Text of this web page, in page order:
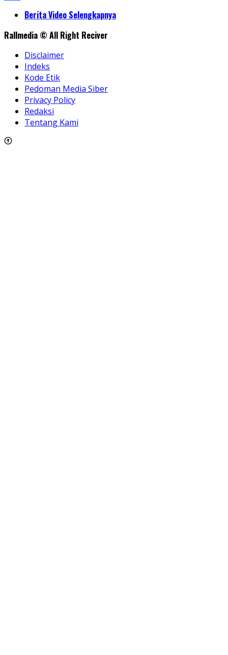
ShareBerita Video Selengkapnya
Rallmedia © All Right Reciver
Disclaimer
Indeks
Kode Etik
Pedoman Media Siber
Privacy Policy
Redaksi
Tentang Kami